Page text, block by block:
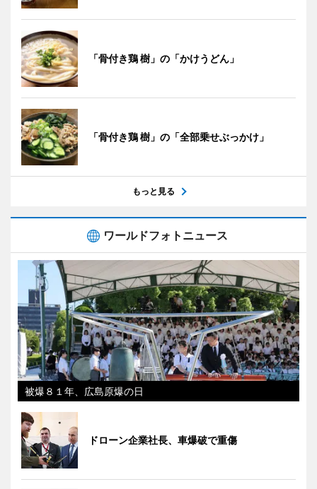
「骨付き鶏 樹」の「かけうどん」
「骨付き鶏 樹」の「全部乗せぶっかけ」
もっと見る
ワールドフォトニュース
被爆８１年、広島原爆の日
ドローン企業社長、車爆破で重傷